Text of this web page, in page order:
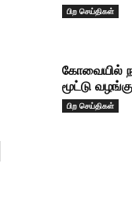
பிற செய்திகள்
கோவையில்
மூட்டு
பிற செய்திகள்